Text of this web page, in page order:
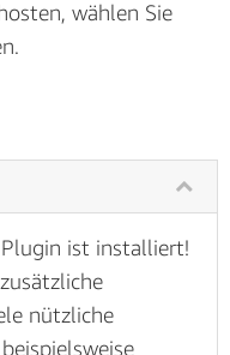
Die
wählen Sie
ist installiert!
nützliche